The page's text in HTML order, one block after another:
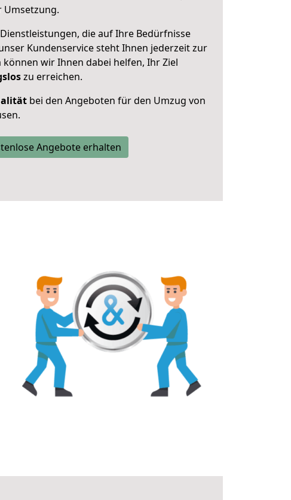
Umsetzung.
die auf Ihre Bedürfnisse
Kundenservice steht Ihnen jederzeit zur
wir Ihnen dabei helfen, Ihr Ziel
zu erreichen.
bei den Angeboten für den Umzug von
Angebote erhalten